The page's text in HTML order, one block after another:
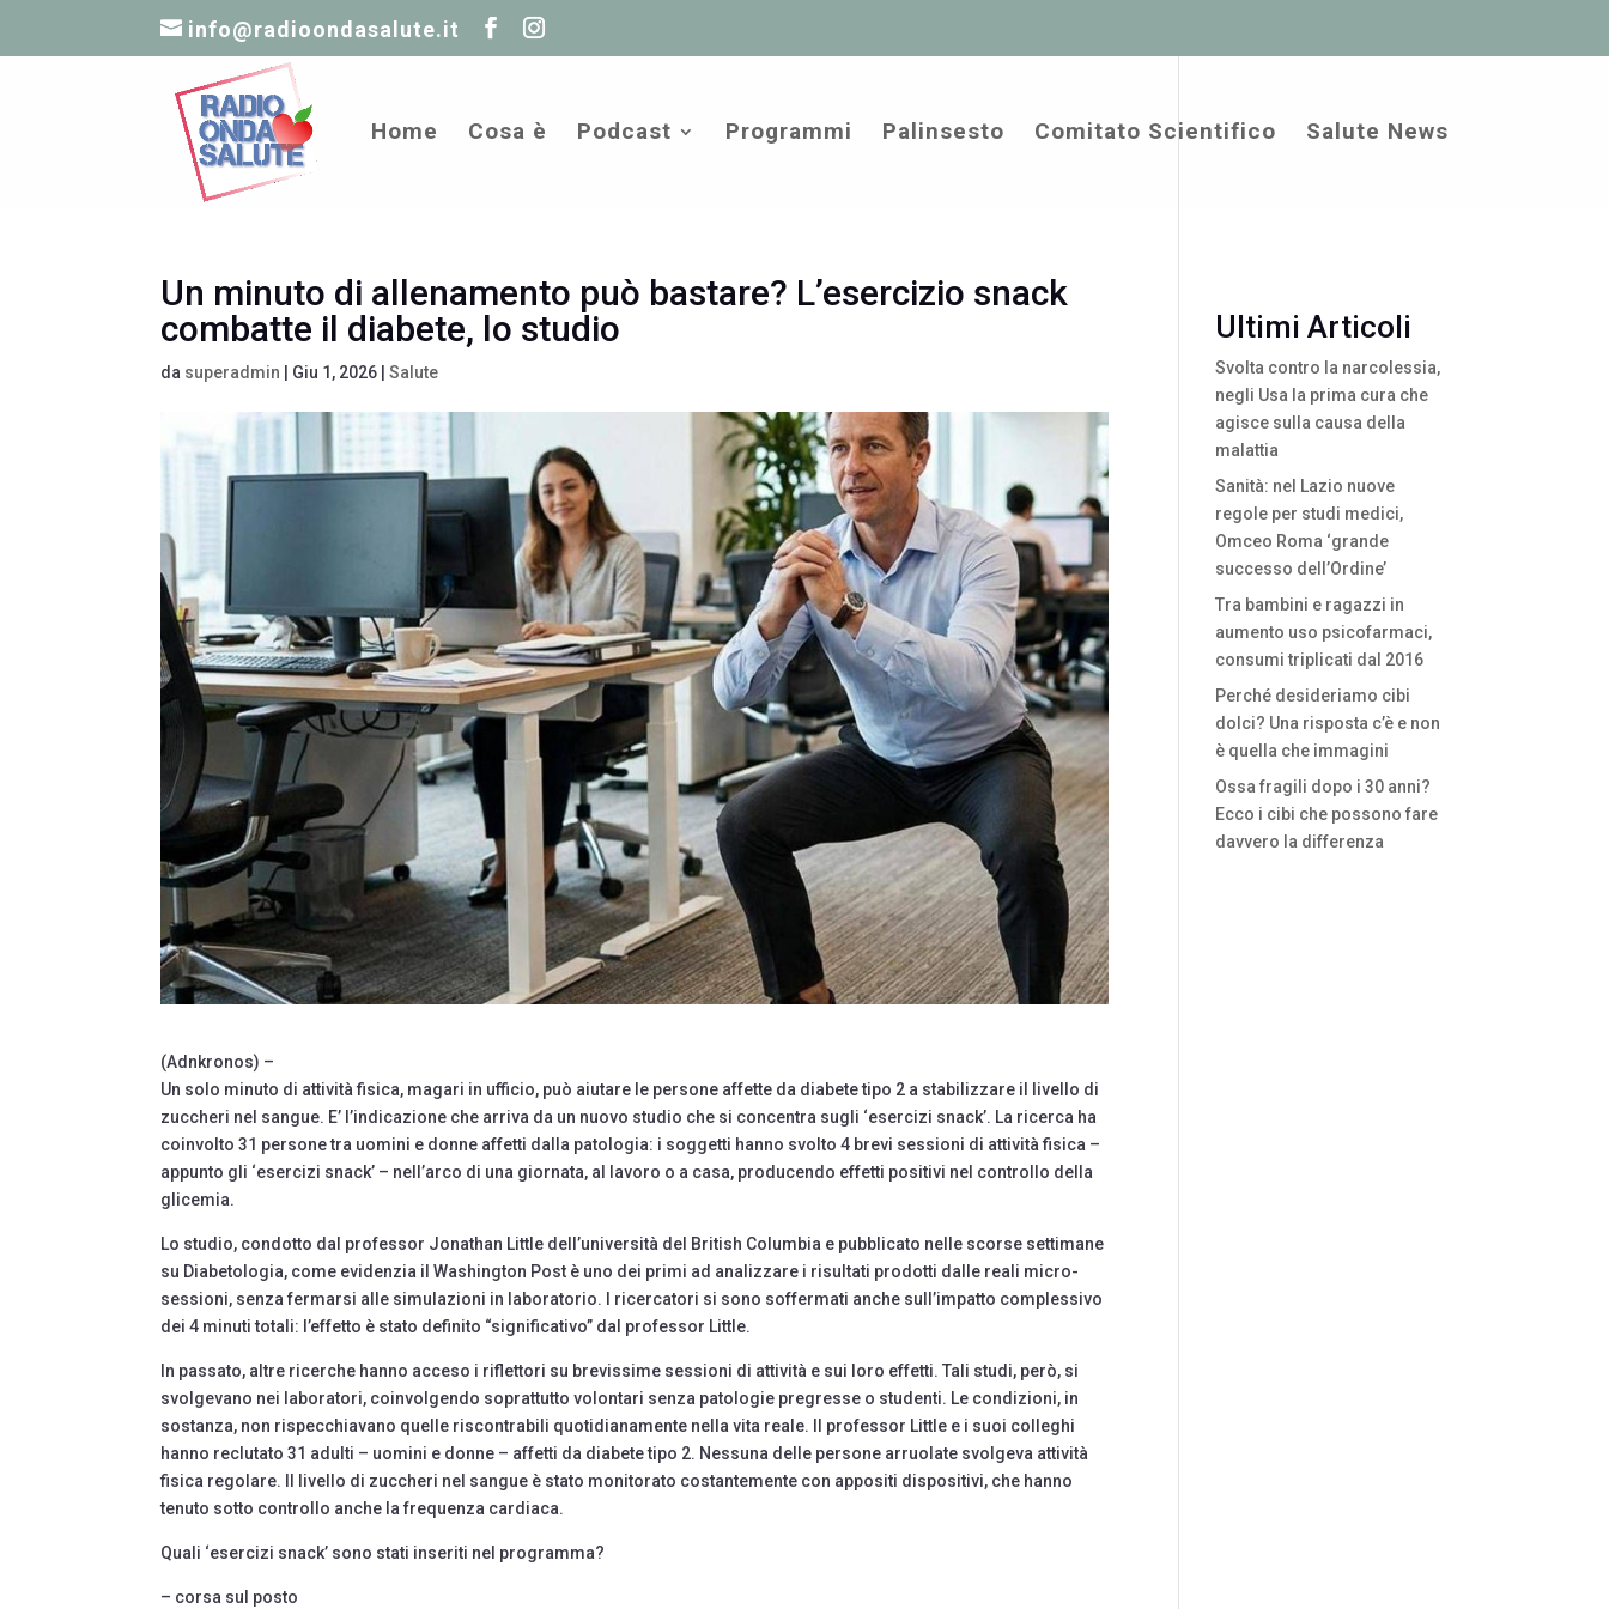
info@radioondasalute.it
Home Cosa è Podcast Programmi Palinsesto Comitato Scientifico Salute News
Un minuto di allenamento può bastare? L’esercizio snack
combatte il diabete, lo studio
da superadmin Giu 1, 2026 |Salute
(Adnkronos) –
Un solo minuto di attività fisica, magari in ufficio, può aiutare le persone affette da diabete tipo 2 a stabilizzare il livello di
zuccheri nel sangue. E’ l’indicazione che arriva da un nuovo studio che si concentra sugli ‘esercizi snack’. La ricerca ha
coinvolto 31 persone tra uomini e donne affetti dalla patologia: i soggetti hanno svolto 4 brevi sessioni di attività fisica –
appunto gli ‘esercizi snack’ – nell’arco di una giornata, al lavoro o a casa, producendo effetti positivi nel controllo della
glicemia.
Lo studio, condotto dal professor Jonathan Little dell’università del British Columbia e pubblicato nelle scorse settimane
su Diabetologia, come evidenzia il Washington Post è uno dei primi ad analizzare i risultati prodotti dalle reali micro-
sessioni, senza fermarsi alle simulazioni in laboratorio. I ricercatori si sono soffermati anche sull’impatto complessivo
dei 4 minuti totali: l’effetto è stato definito “significativo” dal professor Little.
In passato, altre ricerche hanno acceso i riflettori su brevissime sessioni di attività e sui loro effetti. Tali studi, però, si
svolgevano nei laboratori, coinvolgendo soprattutto volontari senza patologie pregresse o studenti. Le condizioni, in
sostanza, non rispecchiavano quelle riscontrabili quotidianamente nella vita reale. Il professor Little e i suoi colleghi
hanno reclutato 31 adulti – uomini e donne – affetti da diabete tipo 2. Nessuna delle persone arruolate svolgeva attività
fisica regolare. Il livello di zuccheri nel sangue è stato monitorato costantemente con appositi dispositivi, che hanno
tenuto sotto controllo anche la frequenza cardiaca.
Quali ‘esercizi snack’ sono stati inseriti nel programma?
– corsa sul posto
Ultimi Articoli
Svolta contro la narcolessia,
negli Usa la prima cura che
agisce sulla causa della
malattia
Sanità: nel Lazio nuove
regole per studi medici,
Omceo Roma ‘grande
successo dell’Ordine’
Tra bambini e ragazzi in
aumento uso psicofarmaci,
consumi triplicati dal 2016
Perché desideriamo cibi
dolci? Una risposta c’è e non
è quella che immagini
Ossa fragili dopo i 30 anni?
Ecco i cibi che possono fare
davvero la differenza